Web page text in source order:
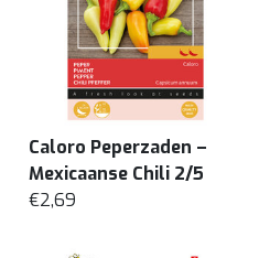
Caloro Peperzaden –
Mexicaanse Chili 2/5
€2,69